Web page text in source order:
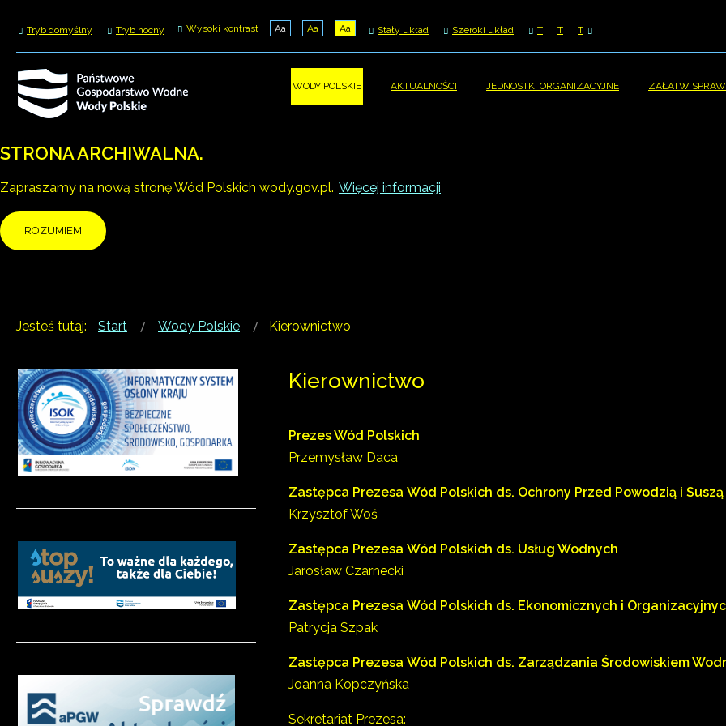
Tryb domyślny Tryb nocny Wysoki kontrast Aa Aa Aa Stały układ Szeroki układ T T T
WODY POLSKIE AKTUALNOŚCI JEDNOSTKI ORGANIZACYJNE ZAŁATW
STRONA ARCHIWALNA.
Zapraszamy na nową stronę Wód Polskich wody.gov.pl. Więcej informacji
ROZUMIEM
Jesteś tutaj: Start Wody Polskie Kierownictwo
Kierownictwo
Prezes Wód Polskich
Przemysław Daca
Zastępca Prezesa Wód Polskich ds. Ochrony Przed Powodzią i Suszą
Krzysztof Woś
Zastępca Prezesa Wód Polskich ds. Usług Wodnych
Jarosław Czarnecki
Zastępca Prezesa Wód Polskich ds. Ekonomicznych i
Patrycja Szpak
Zastępca Prezesa Wód Polskich ds. Zarządzania Środowiskiem
Joanna Kopczyńska
Sekretariat Prezesa: